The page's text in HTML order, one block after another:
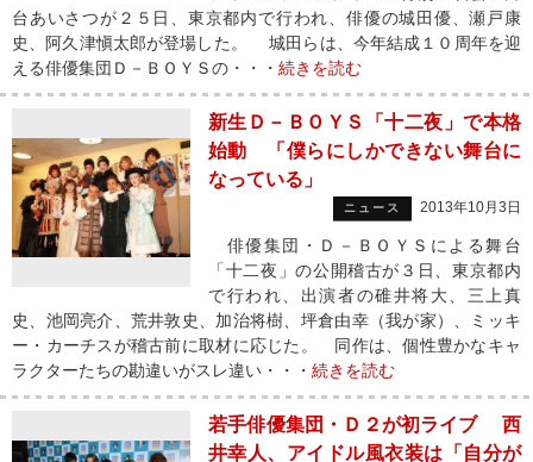
台あいさつが２５日、東京都内で行われ、俳優の城田優、瀬戸康
史、阿久津愼太郎が登場した。 城田らは、今年結成１０周年を迎
える俳優集団Ｄ－ＢＯＹＳの・・・ 続きを読む
新生Ｄ－ＢＯＹＳ「十二夜」で本格
始動 「僕らにしかできない舞台に
なっている」
ニュース 2013年10月3日
俳優集団・Ｄ－ＢＯＹＳによる舞台
「十二夜」の公開稽古が３日、東京都内
で行われ、出演者の碓井将大、三上真
史、池岡亮介、荒井敦史、加治将樹、坪倉由幸（我が家）、ミッキ
ー・カーチスが稽古前に取材に応じた。 同作は、個性豊かなキャ
ラクターたちの勘違いがスレ違い・・・ 続きを読む
若手俳優集団・Ｄ２が初ライブ 西
井幸人、アイドル風衣装は「自分が